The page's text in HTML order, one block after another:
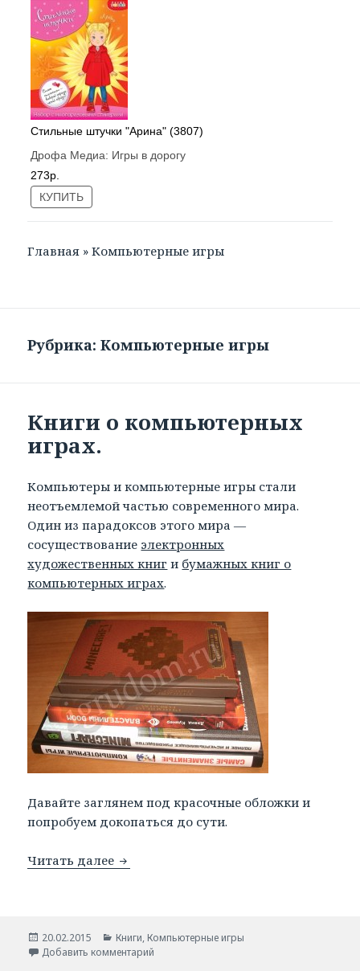
Стильные штучки "Арина" (3807)
Дрофа Медиа: Игры в дорогу
273р.
КУПИТЬ
Главная »Компьютерные игры
Рубрика: Компьютерные игры
Книги о компьютерных
играх.
Компьютеры и компьютерные игры стали
неотъемлемой частью современного мира.
Один из парадоксов этого мира —
сосуществование электронных
художественных книг и бумажных книг о
компьютерных играх.
Давайте заглянем под красочные обложки и
попробуем докопаться до сути.
Читать далее Книги о компьютерных играх.
Опубликовано
20.02.2015 Рубрики
Книги, Компьютерные игры
Добавить комментарий